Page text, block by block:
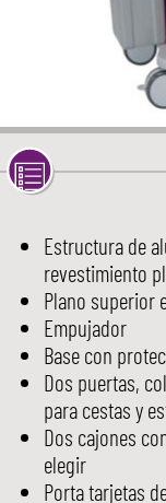
Estructura de
revestimiento
Plano superior
Empujador
Base con
Dos puertas,
para cestas y
Dos cajones
elegir
Porta tarjetas